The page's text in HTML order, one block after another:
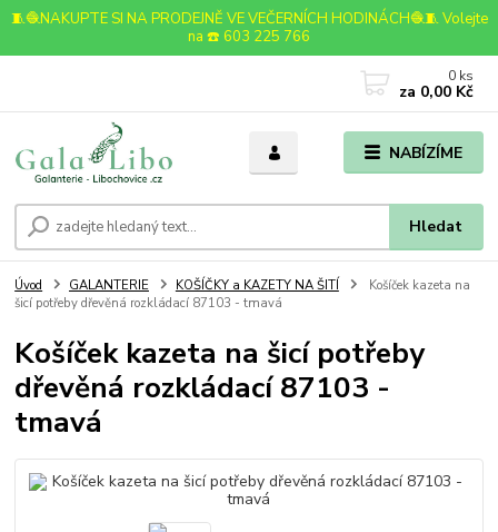
🧵🧶NAKUPTE SI NA PRODEJNĚ VE VEČERNÍCH HODINÁCH🧶🧵 Volejte
na ☎️ 603 225 766
NABÍZÍME
Hledat
0 ks
za 0,00 Kč
Úvod GALANTERIE KOŠÍČKY a KAZETY NA ŠITÍ
Košíček kazeta na
šicí potřeby dřevěná rozkládací 87103 - tmavá
Košíček kazeta na šicí potřeby
dřevěná rozkládací 87103 -
tmavá